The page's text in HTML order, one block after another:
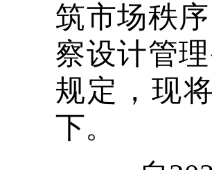
筑市场秩
察设计管
规定，现
下。